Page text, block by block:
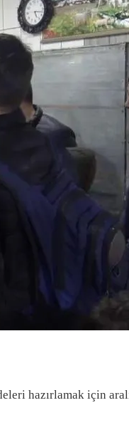
hazırlamak için